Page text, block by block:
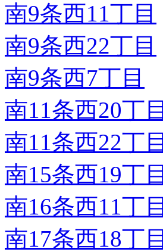
南9条西11丁目
南9条西22丁目
南9条西7丁目
南11条西20丁目
南11条西22丁目
南15条西19丁目
南16条西11丁目
南17条西18丁目